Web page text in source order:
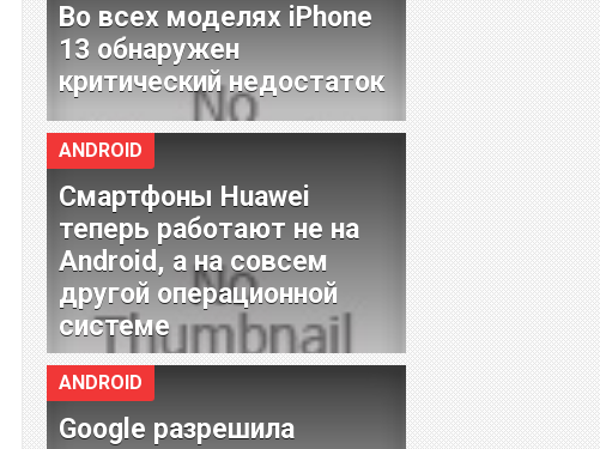
Во всех моделях iPhone
13 обнаружен
критический недостаток
ANDROID
Смартфоны Huawei
теперь работают не на
Android, а на совсем
другой операционной
системе
ANDROID
Google разрешила